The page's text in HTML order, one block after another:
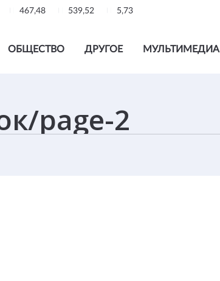
467,48 539,52 5,73
ОБЩЕСТВО ДРУГОЕ МУЛЬТИМЕДИА